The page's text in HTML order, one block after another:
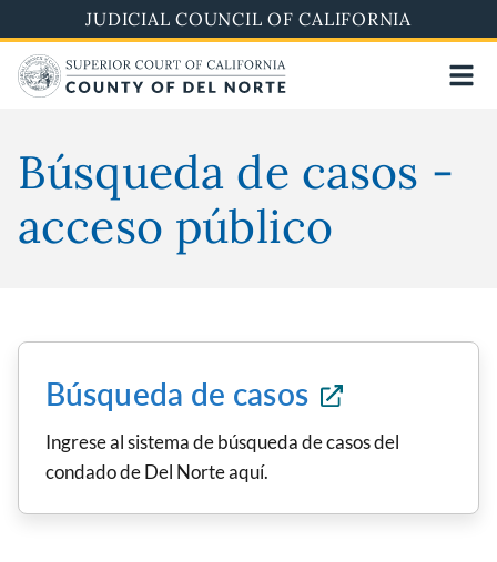
to
main
content
JUDICIAL COUNCIL OF CALIFORNIA
Búsqueda de casos -
acceso público
Búsqueda de casos
Ingrese al sistema de búsqueda de casos del
condado de Del Norte aquí.